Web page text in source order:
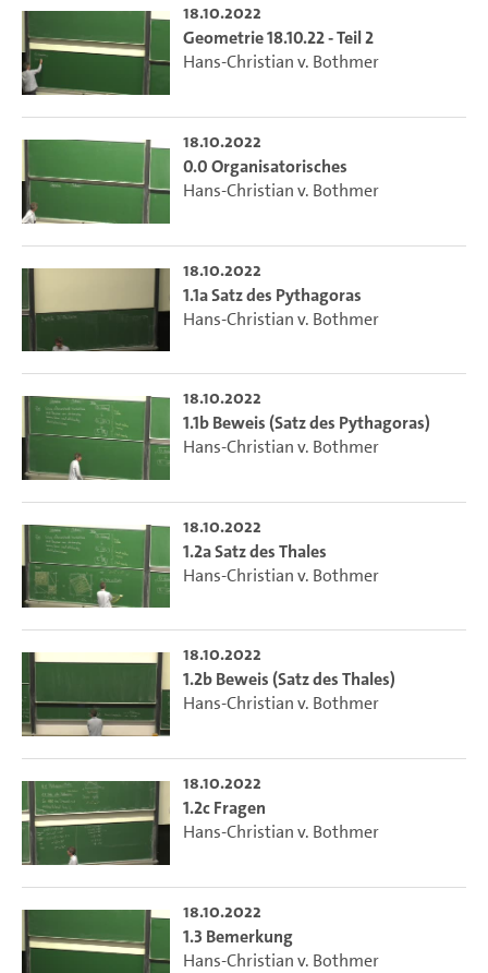
18.10.2022
Geometrie 18.10.22 - Teil 2
Hans-Christian v. Bothmer
18.10.2022
0.0 Organisatorisches
Hans-Christian v. Bothmer
18.10.2022
1.1a Satz des Pythagoras
Hans-Christian v. Bothmer
18.10.2022
1.1b Beweis (Satz des Pythagoras)
Hans-Christian v. Bothmer
18.10.2022
1.2a Satz des Thales
Hans-Christian v. Bothmer
18.10.2022
1.2b Beweis (Satz des Thales)
Hans-Christian v. Bothmer
18.10.2022
1.2c Fragen
Hans-Christian v. Bothmer
18.10.2022
1.3 Bemerkung
Hans-Christian v. Bothmer